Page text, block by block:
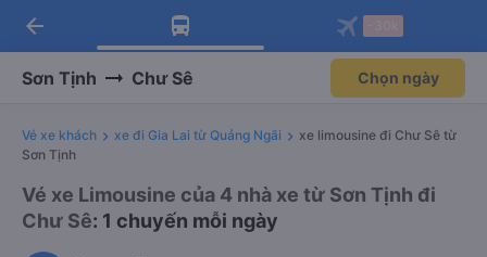
Tải app Vexere ngay!
Nhận ưu đãi thành viên độc
Mở app
Tải app Vexere
-30k/ghế khi đặt vé máy bay qua
Mở app
arrow_back
Sơn Tịnh Chư Sê Chọn ngày
Vé xe khách xe đi Gia Lai từ Quảng Ngãi
xe limousine đi Chư Sê từ
Sơn Tịnh
Vé xe Limousine của 4 nhà xe từ Sơn Tịnh đi
Chư Sê: 1 chuyến mỗi ngày